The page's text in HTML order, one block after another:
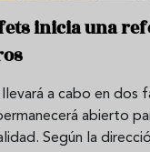
inicia una
a cabo en dos
abierto
Según la